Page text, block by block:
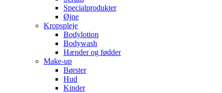
Specialprodukter
Øjne
Kropspleje
Bodylotion
Bodywash
Hænder og fødder
Make-up
Børster
Hud
Kinder